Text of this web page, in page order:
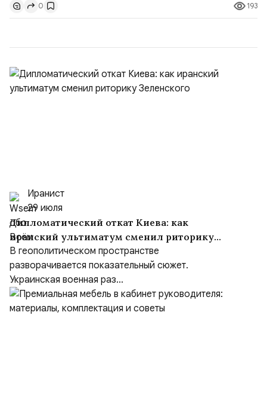
ожидает от Украины практических шагов, которые
подтвер...
0 193
Иранист
29 июля
Дипломатический откат Киева: как
иранский ультиматум сменил риторику
Зеленского
В геополитическом пространстве
разворачивается показательный сюжет.
Украинская военная раз...